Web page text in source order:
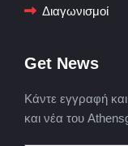
Διαγωνισμοί
Get News
Κάντε εγγραφή και
και νέα του